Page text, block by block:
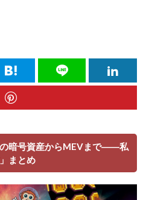
暗号資産からMEVまで――私
まとめ